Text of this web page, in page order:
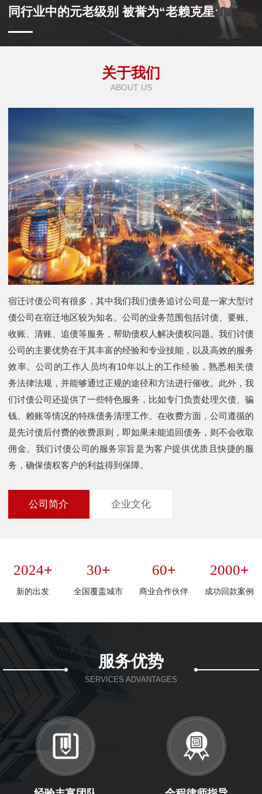
同行业中的元老级别 被誉为“老赖克星”
关于我们
ABOUT US
宿迁讨债公司有很多，其中我们我们债务追讨公司是一家大型讨
债公司在宿迁地区较为知名。公司的业务范围包括讨债、要账、
收账、清账、追债等服务，帮助债权人解决债权问题。我们讨债
公司的主要优势在于其丰富的经验和专业技能，以及高效的服务
效率。公司的工作人员均有10年以上的工作经验，熟悉相关债
务法律法规，并能够通过正规的途径和方法进行催收。此外，我
们讨债公司还提供了一些特色服务，比如专门负责处理欠债、骗
钱、赖账等情况的特殊债务清理工作。在收费方面，公司遵循的
是先讨债后付费的收费原则，即如果未能追回债务，则不会收取
佣金。我们讨债公司的服务宗旨是为客户提供优质且快捷的服
务，确保债权客户的利益得到保障。
公司简介 企业文化
2024+
新的出发
30+
全国覆盖城市
60+
商业合作伙伴
2000+
成功回款案例
服务优势
SERVICES ADVANTAGES